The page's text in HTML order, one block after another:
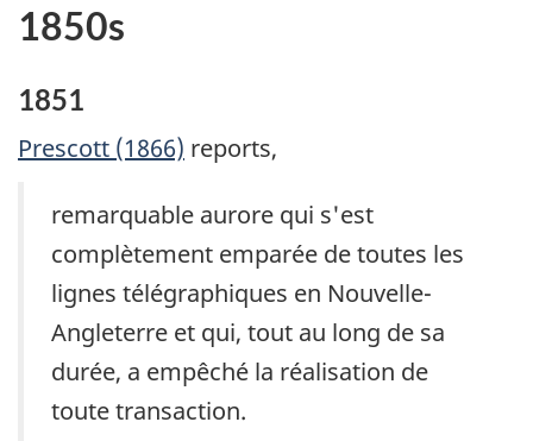
1850s
1851
Prescott (1866) reports,
remarquable aurore qui s'est
complètement emparée de toutes les
lignes télégraphiques en Nouvelle-
Angleterre et qui, tout au long de sa
durée, a empêché la réalisation de
toute transaction.